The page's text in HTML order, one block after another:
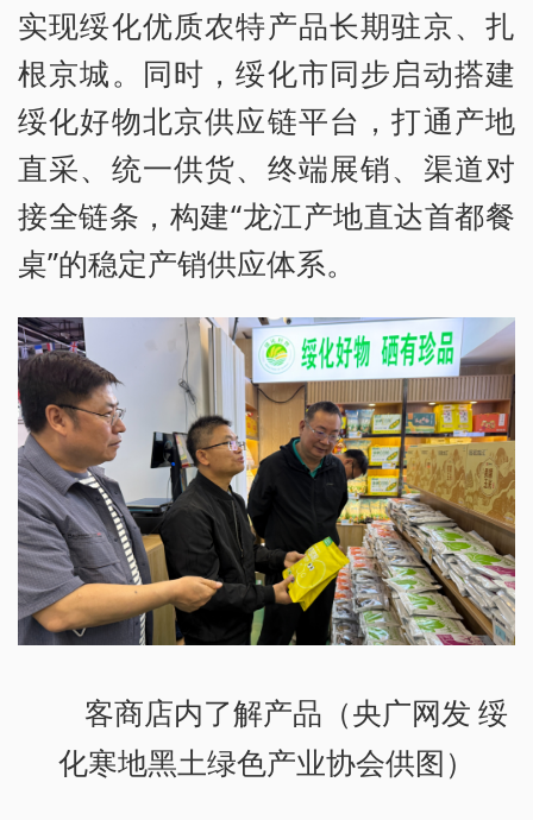
实现绥化优质农特产品长期驻京、扎
根京城。同时，绥化市同步启动搭建
绥化好物北京供应链平台，打通产地
直采、统一供货、终端展销、渠道对
接全链条，构建“龙江产地直达首都餐
桌”的稳定产销供应体系。
客商店内了解产品（央广网发 绥
化寒地黑土绿色产业协会供图）